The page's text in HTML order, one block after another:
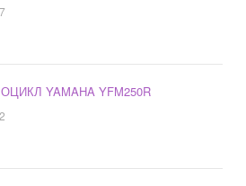
YAMAHA YFM250R